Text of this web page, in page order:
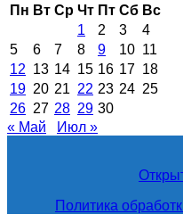
Пн Вт Ср Чт Пт Сб Вс
1
2 3
4
5
6 7 8 9 10 11
12 13 14 15 16 17 18
19 20 21 22 23 24 25
26 27 28 29 30
« Май
Июл »
Политика